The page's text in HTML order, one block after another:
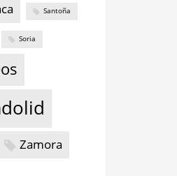
Santoña
Soria
Zamora